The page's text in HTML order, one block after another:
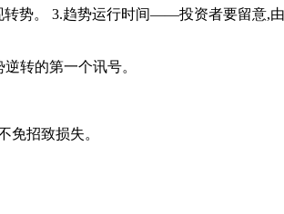
势。 3.趋势运行时间——投资者要留意,
转的第一个讯号。
免招致损失。